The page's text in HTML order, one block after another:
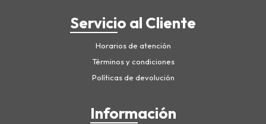
Servicio al Cliente
Horarios de atención
Términos y condiciones
Políticas de devolución
Información